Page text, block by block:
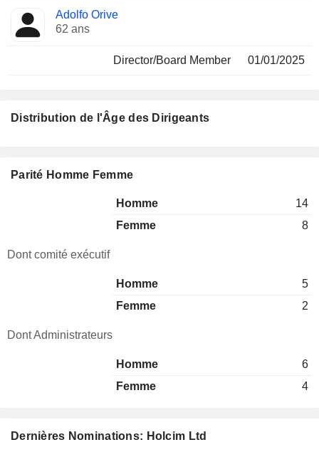
Adolfo Orive
62 ans
Director/Board Member 01/01/2025
Dernières Nominations: Holcim Ltd
Distribution de l'Âge des Dirigeants
Parité Homme Femme
Homme
14
Femme
8
Dont comité exécutif
Homme
5
Femme
2
Dont Administrateurs
Homme
6
Femme
4